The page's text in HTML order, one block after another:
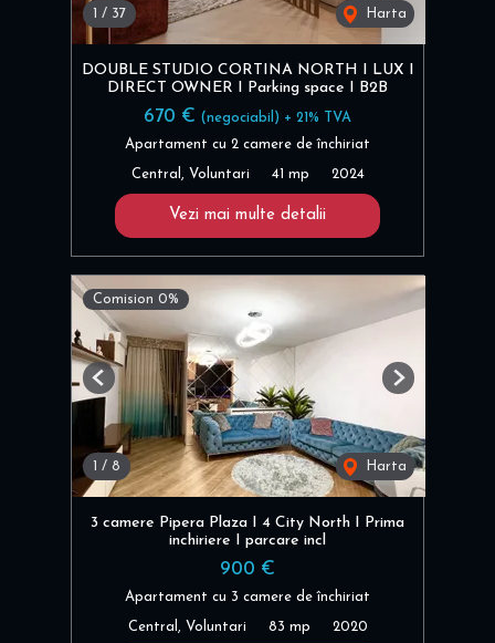
1 / 37 Harta
DOUBLE STUDIO CORTINA NORTH I LUX I
DIRECT OWNER I Parking space I B2B
670 € (negociabil) + 21% TVA
Apartament cu 2 camere de închiriat
Central, Voluntari 41 mp 2024
Vezi mai multe detalii
Comision 0%
1 / 8 Harta
Previous Next
3 camere Pipera Plaza I 4 City North I Prima
inchiriere I parcare incl
900 €
Apartament cu 3 camere de închiriat
Central, Voluntari 83 mp 2020